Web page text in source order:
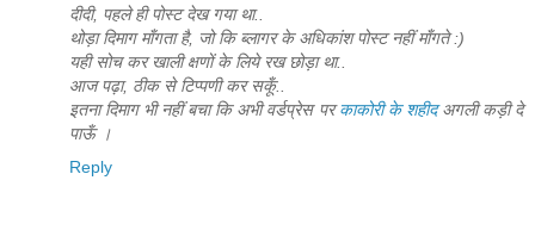
दीदी, पहले ही पोस्ट देख गया था..
थोड़ा दिमाग माँगता है, जो कि ब्लागर के अधिकांश पोस्ट नहीं माँगते :)
यही सोच कर खाली क्षणों के लिये रख छोड़ा था..
आज पढ़ा, ठीक से टिप्पणी कर सकूँ..
इतना दिमाग भी नहीं बचा कि अभी वर्डप्रेस परकाकोरी के शहीदअगली कड़ी दे
पाऊँ ।
Reply